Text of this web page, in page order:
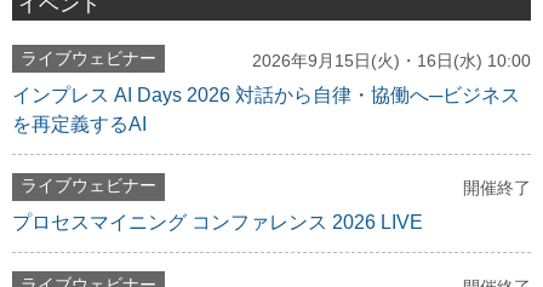
ライブウェビナー 2026年9月15日(火)・16日(水) 10:00
インプレス AI Days 2026 対話から自律・協働へ─ビジネス
を再定義するAI
ライブウェビナー 開催終了
プロセスマイニング コンファレンス 2026 LIVE